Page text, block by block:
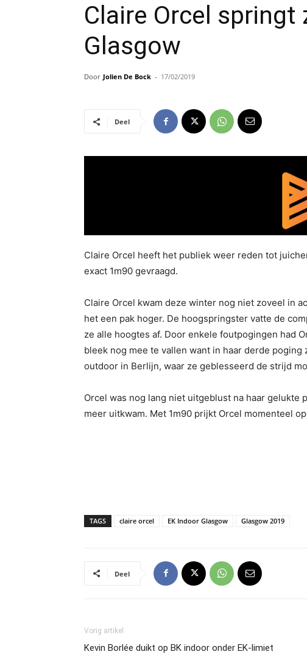
Claire Orcel springt
Glasgow
Door Jolien De Bock - 17/02/2019
Deel
Claire Orcel heeft het publiek weer reden tot
exact 1m90 gevraagd.
Claire Orcel kwam deze winter nog niet zoveel in
het een pak hoger. De hoogspringster vatte de
ze alle hoogtes af. Door enkele foutpogingen had
bleek nog mee te vallen want in haar derde
outdoor in Berlijn, waar ze geblesseerd de strijd
Orcel was nog lang niet uitgeblust na haar
meer uitkwam. Met 1m90 prijkt Orcel momenteel
TAGS claire orcel EK Indoor Glasgow Glasgow 2019
Deel
Vorig artikel
Kevin Borlée duikt op BK indoor onder EK-limiet